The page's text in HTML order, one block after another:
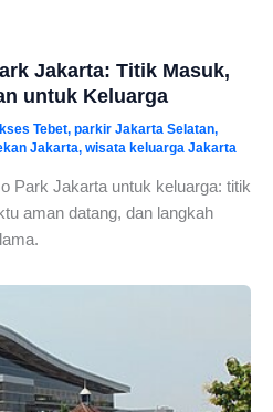
Jakarta: Titik Masuk,
untuk Keluarga
Tebet, parkir Jakarta Selatan,
Jakarta, wisata keluarga Jakarta
Park Jakarta untuk keluarga: titik
aman datang, dan langkah